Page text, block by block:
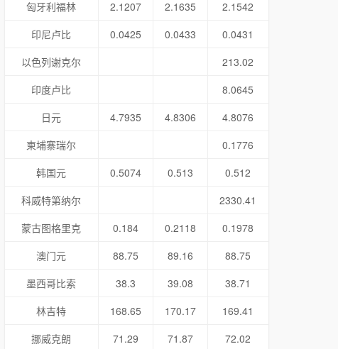
匈牙利福林
2.1207 2.1635
2.1542
印尼卢比
0.0425 0.0433
0.0431
以色列谢克尔
213.02
印度卢比
8.0645
日元
4.7935 4.8306
4.8076
柬埔寨瑞尔
0.1776
韩国元
0.5074 0.513
0.512
科威特第纳尔
2330.41
蒙古图格里克
0.184 0.2118
0.1978
澳门元
88.75 89.16
88.75
墨西哥比索
38.3 39.08
38.71
林吉特
168.65 170.17
169.41
挪威克朗
71.29 71.87
72.02